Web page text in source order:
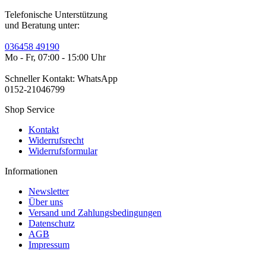
Telefonische Unterstützung
und Beratung unter:
036458 49190
Mo - Fr, 07:00 - 15:00 Uhr
Schneller Kontakt: WhatsApp
0152-21046799
Shop Service
Kontakt
Widerrufsrecht
Widerrufsformular
Informationen
Newsletter
Über uns
Versand und Zahlungsbedingungen
Datenschutz
AGB
Impressum